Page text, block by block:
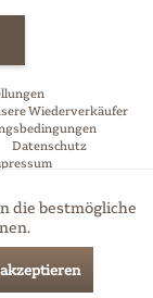
Wiederverkäufer
Datenschutz
und ggf.
Aktiv
Aktiv
die bestmögliche